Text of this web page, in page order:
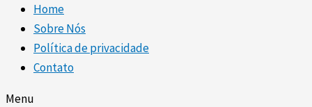
Home
Sobre Nós
Política de privacidade
Contato
Menu